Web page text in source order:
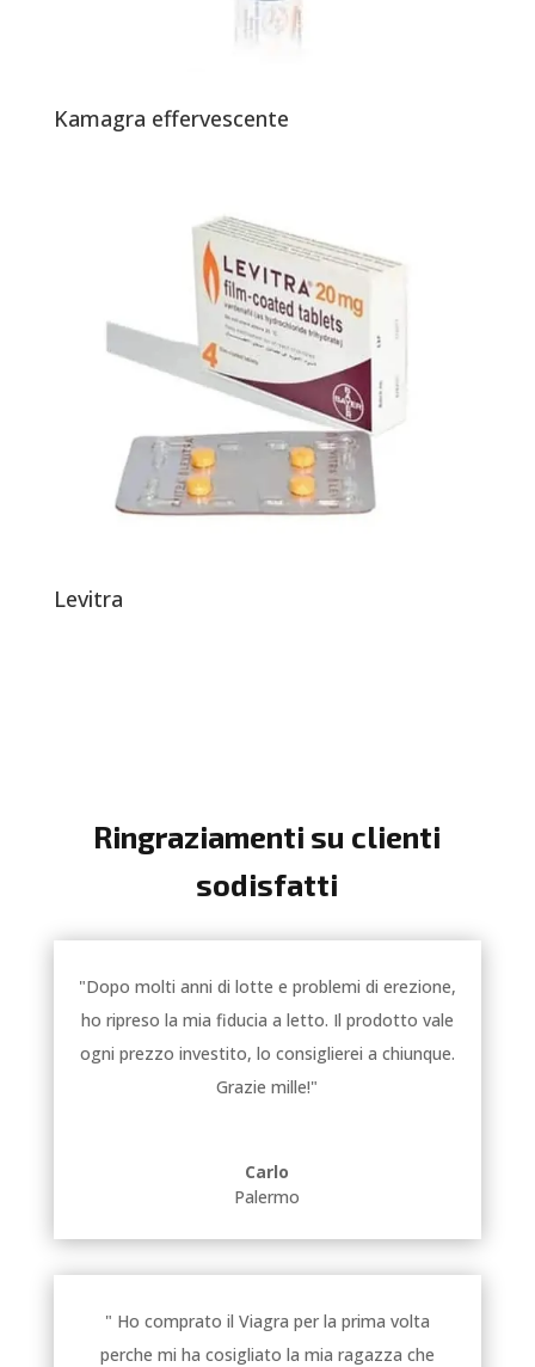
Kamagra effervescente
Levitra
Ringraziamenti su clienti
sodisfatti
"Dopo molti anni di lotte e problemi di erezione,
ho ripreso la mia fiducia a letto. Il prodotto vale
ogni prezzo investito, lo consiglierei a chiunque.
Grazie mille!"
Carlo
Palermo
" Ho comprato il Viagra per la prima volta
perche mi ha cosigliato la mia ragazza che